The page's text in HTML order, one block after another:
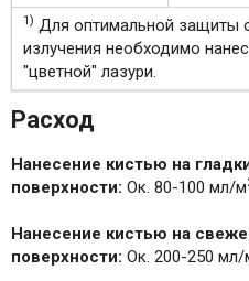
1) Для оптимальной защиты
излучения необходимо
"цветной" лазури.
Расход
Нанесение кистью на
поверхности: Ок. 80-100 мл/м
Нанесение кистью на
поверхности: Ок. 200-250 мл/